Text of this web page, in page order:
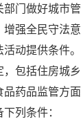
部门做好城
增强全民守
活动提供条
包括住房城
品药品监管
下列条件